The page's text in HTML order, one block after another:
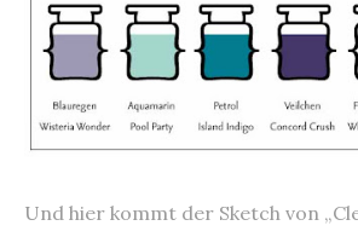
Und hier kommt der Sketch von